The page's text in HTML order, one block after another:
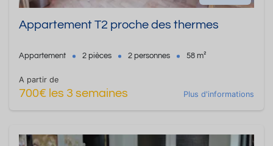
Appartement T2 proche des thermes
Appartement 2 pièces 2 personnes 58 m²
A partir de
700€ les 3 semaines Plus d'informations